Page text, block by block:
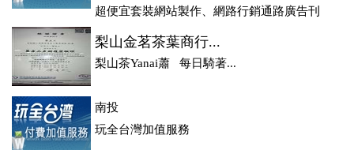
超便宜套裝網站製作、網路行銷通路廣告刊
登、訂房系統、客房委託旅行社銷售，全面優惠中....
梨山金茗茶葉商行...
梨山茶Yanai蕭 每日騎著...
南投
玩全台灣加值服務